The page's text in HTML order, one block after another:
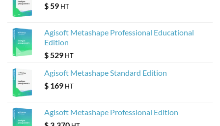
$59 HT
Agisoft Metashape Professional Educational
Edition
$529 HT
Agisoft Metashape Standard Edition
$ 169 HT
Agisoft Metashape Professional Edition